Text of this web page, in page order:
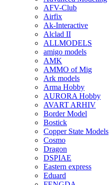
AFV-Club
Airfix
Ak-Interactive
Alclad II
ALLMODELS
amigo models
AMK
AMMO of Mig
Ark models
Arma Hobby
AURORA Hobby
AVART ARHIV
Border Model
Bostick
Copper State Models
Cosmo
Dragon
DSPIAE
Eastern express
Eduard